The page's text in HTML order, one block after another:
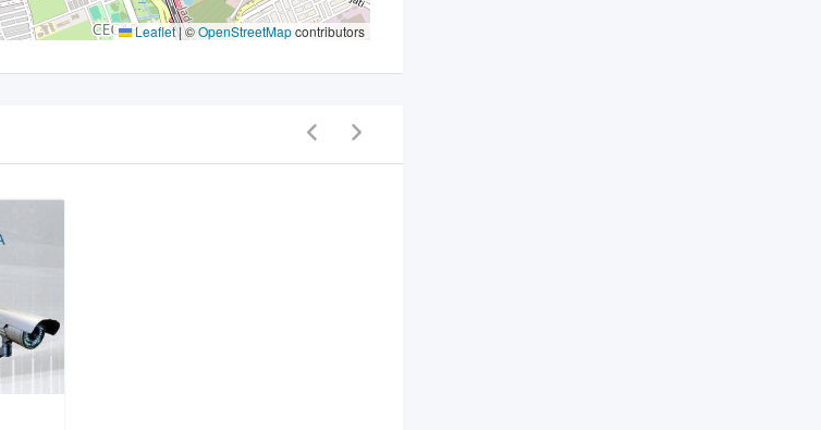
Leaflet|©OpenStreetMapcontributors